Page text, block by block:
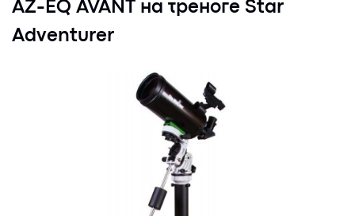
AZ-EQ AVANT на треноге Star
Adventurer